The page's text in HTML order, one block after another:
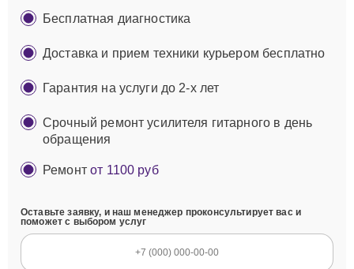
Бесплатная диагностика
Доставка и прием техники курьером бесплатно
Гарантия на услуги до 2-х лет
Срочный ремонт усилителя гитарного в день
обращения
Ремонтот 1100 руб
Оставьте заявку, и наш менеджер проконсультирует вас и
поможет с выбором услуг